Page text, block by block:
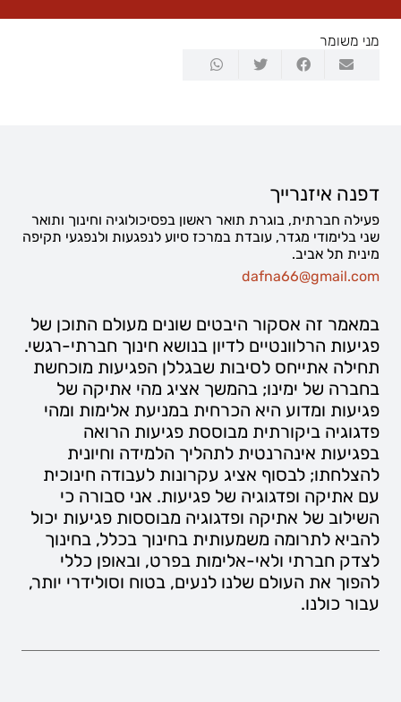
מני משומר
דפנה איזנרייך
פעילה חברתית, בוגרת תואר ראשון בפסיכולוגיה וחינוך ותואר
שני בלימודי מגדר, עובדת במרכז סיוע לנפגעות ולנפגעי תקיפה
מינית תל אביב.
dafna66@gmail.com
במאמר זה אסקור היבטים שונים מעולם התוכן של
פגיעות הרלוונטיים לדיון בנושא חינוך חברתי-רגשי.
תחילה אתייחס לסיבות שבגללן הפגיעות מוכחשת
בחברה של ימינו; בהמשך אציג מהי אתיקה של
פגיעות ומדוע היא הכרחית במניעת אלימות ומהי
פדגוגיה ביקורתית מבוססת פגיעות הרואה
בפגיעות אינהרנטית לתהליך הלמידה וחיונית
להצלחתו; לבסוף אציג עקרונות לעבודה חינוכית
עם אתיקה ופדגוגיה של פגיעות. אני סבורה כי
השילוב של אתיקה ופדגוגיה מבוססות פגיעות יכול
להביא לתרומה משמעותית בחינוך בכלל, בחינוך
לצדק חברתי ולאי-אלימות בפרט, ובאופן כללי
להפוך את העולם שלנו לנעים, בטוח וסולידרי יותר,
עבור כולנו.